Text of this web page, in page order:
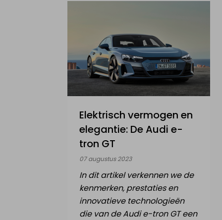
Elektrisch vermogen en
elegantie: De Audi e-
tron GT
07 augustus 2023
In dit artikel verkennen we de
kenmerken, prestaties en
innovatieve technologieën
die van de Audi e-tron GT een